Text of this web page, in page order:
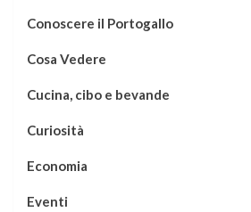
Conoscere il Portogallo
Cosa Vedere
Cucina, cibo e bevande
Curiosità
Economia
Eventi